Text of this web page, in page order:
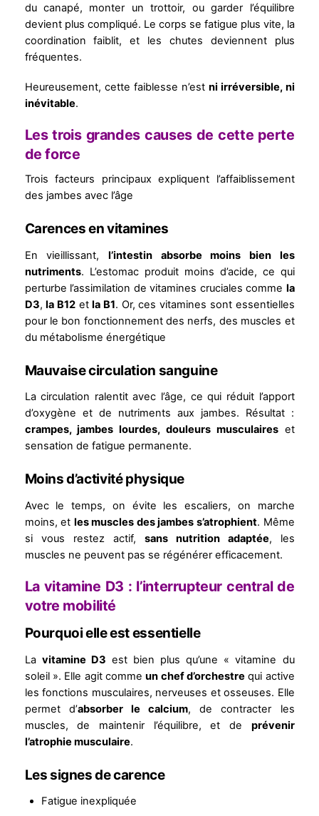
du canapé, monter un trottoir, ou garder l’équilibre
devient plus compliqué. Le corps se fatigue plus vite, la
coordination faiblit, et les chutes deviennent plus
fréquentes.
Heureusement, cette faiblesse n’est ni irréversible, ni
inévitable.
Les trois grandes causes de cette perte
de force
Trois facteurs principaux expliquent l’affaiblissement
des jambes avec l’âge
Carences en vitamines
En vieillissant, l’intestin absorbe moins bien les
nutriments. L’estomac produit moins d’acide, ce qui
perturbe l’assimilation de vitamines cruciales comme la
D3,la B12etla B1. Or, ces vitamines sont essentielles
pour le bon fonctionnement des nerfs, des muscles et
du métabolisme énergétique
Mauvaise circulation sanguine
La circulation ralentit avec l’âge, ce qui réduit l’apport
d’oxygène et de nutriments aux jambes. Résultat :
crampes, jambes lourdes, douleurs musculaireset
sensation de fatigue permanente.
Moins d’activité physique
Avec le temps, on évite les escaliers, on marche
moins, et les muscles des jambes s’atrophient. Même
si vous restez actif, sans nutrition adaptée, les
muscles ne peuvent pas se régénérer efficacement.
La vitamine D3 : l’interrupteur central de
votre mobilité
Pourquoi elle est essentielle
La vitamine D3 est bien plus qu’une « vitamine du
soleil ». Elle agit commeun chef d’orchestre qui active
les fonctions musculaires, nerveuses et osseuses. Elle
permet d’absorber le calcium, de contracter les
muscles, de maintenir l’équilibre, et de prévenir
l’atrophie musculaire.
Les signes de carence
Fatigue inexpliquée